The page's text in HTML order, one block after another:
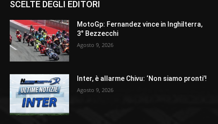
SCELTE DEGLI EDITORI
MotoGp: Fernandez vince in Inghilterra,
3° Bezzecchi
Agosto 9, 2026
Inter, è allarme Chivu: ‘Non siamo pronti’!
Agosto 9, 2026